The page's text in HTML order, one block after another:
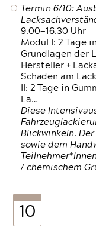
Termin 6/10:
9.00—16.30 Uhr
Modul I: 2 Tage
Grundlagen der
Hersteller +
Schäden am
II: 2 Tage in
La…
Diese
Blickwinkeln.
sowie dem
/ chemischem
10